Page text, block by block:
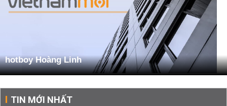
hotboy Hoàng Linh
TIN MỚI NHẤT